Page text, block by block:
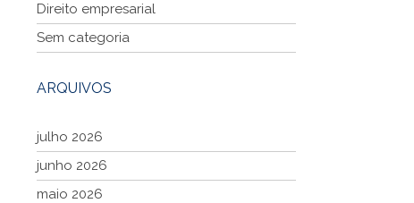
Direito empresarial
Sem categoria
ARQUIVOS
julho 2026
junho 2026
maio 2026